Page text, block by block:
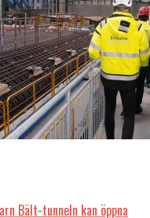
Bält-tunneln kan öppna